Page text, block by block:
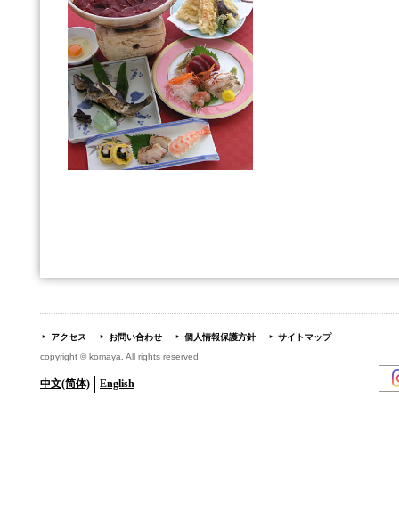
アクセス お問い合わせ 個人情報保護方針
サイトマップ
copyright © komaya. All rights reserved.
中文(简体) English